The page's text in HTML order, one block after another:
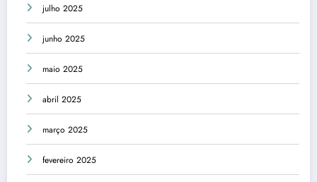
julho 2025
junho 2025
maio 2025
abril 2025
março 2025
fevereiro 2025